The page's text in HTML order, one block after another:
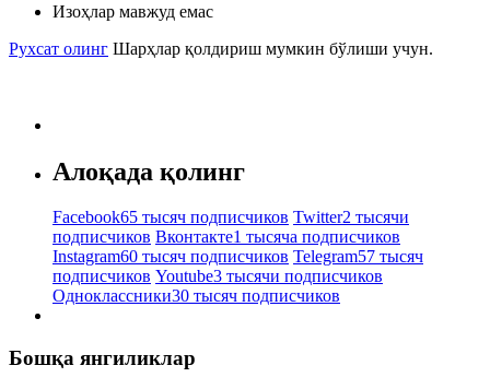
Изоҳлар мавжуд емас
Рухсат олинг Шарҳлар қолдириш мумкин бўлиши учун.
Алоқада қолинг
Facebook65 тысяч подписчиков Twitter2 тысячи
подписчиков Вконтакте1 тысяча подписчиков
Instagram60 тысяч подписчиков Telegram57 тысяч
подписчиков Youtube3 тысячи подписчиков
Одноклассники30 тысяч подписчиков
Бошқа янгиликлар